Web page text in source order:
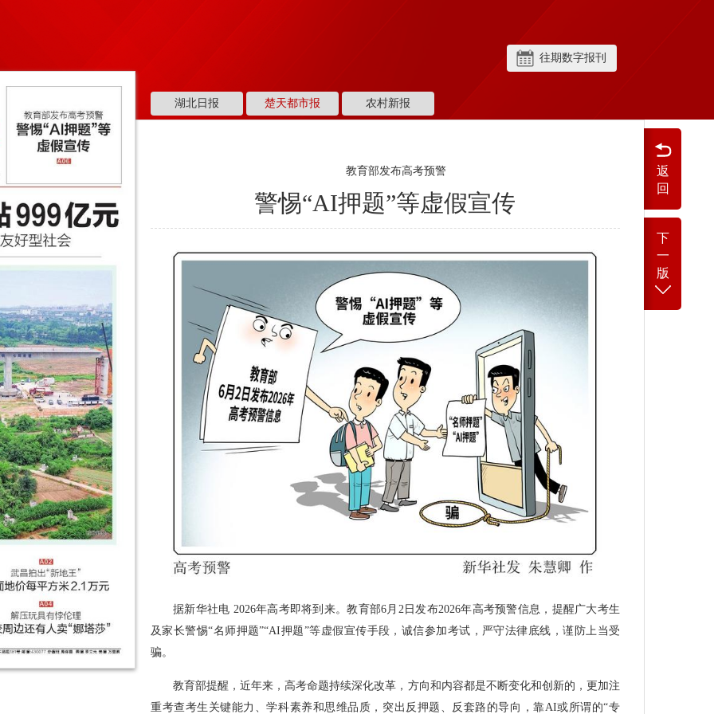
往期数字报刊
返
回
下
一
版
湖北日报 楚天都市报 农村新报
教育部发布高考预警
警惕“AI押题”等虚假宣传
据新华社电 2026年高考即将到来。教育部6月2日发布2026年高考预警信息，提醒广大考生
及家长警惕“名师押题”“AI押题”等虚假宣传手段，诚信参加考试，严守法律底线，谨防上当受
骗。
教育部提醒，近年来，高考命题持续深化改革，方向和内容都是不断变化和创新的，更加注
重考查考生关键能力、学科素养和思维品质，突出反押题、反套路的导向，靠AI或所谓的“专